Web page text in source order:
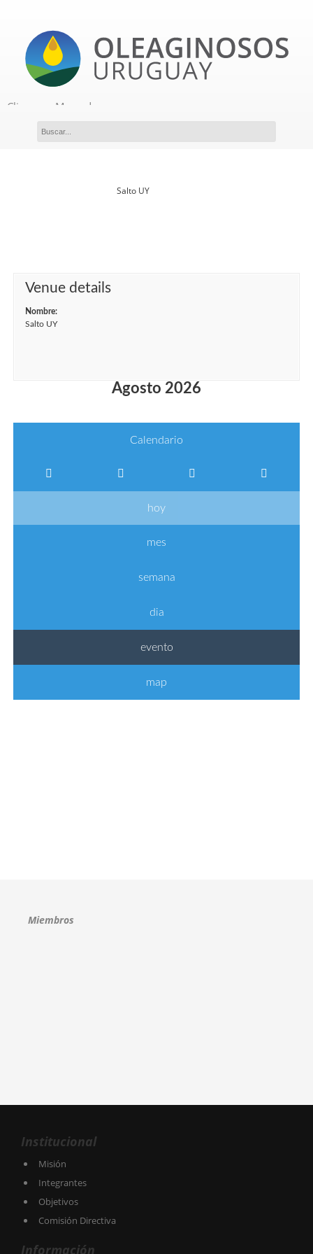
Clima Mercados
Salto UY
Venue details
Nombre:
Salto UY
Agosto 2026
Calendario
hoy
mes
semana
dia
evento
map
Miembros
Institucional
Misión
Integrantes
Objetivos
Comisión Directiva
Información